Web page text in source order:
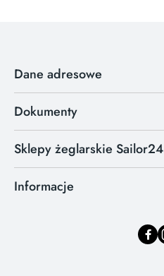
Dane adresowe
Dokumenty
Sklepy żeglarskie Sailor24
Informacje